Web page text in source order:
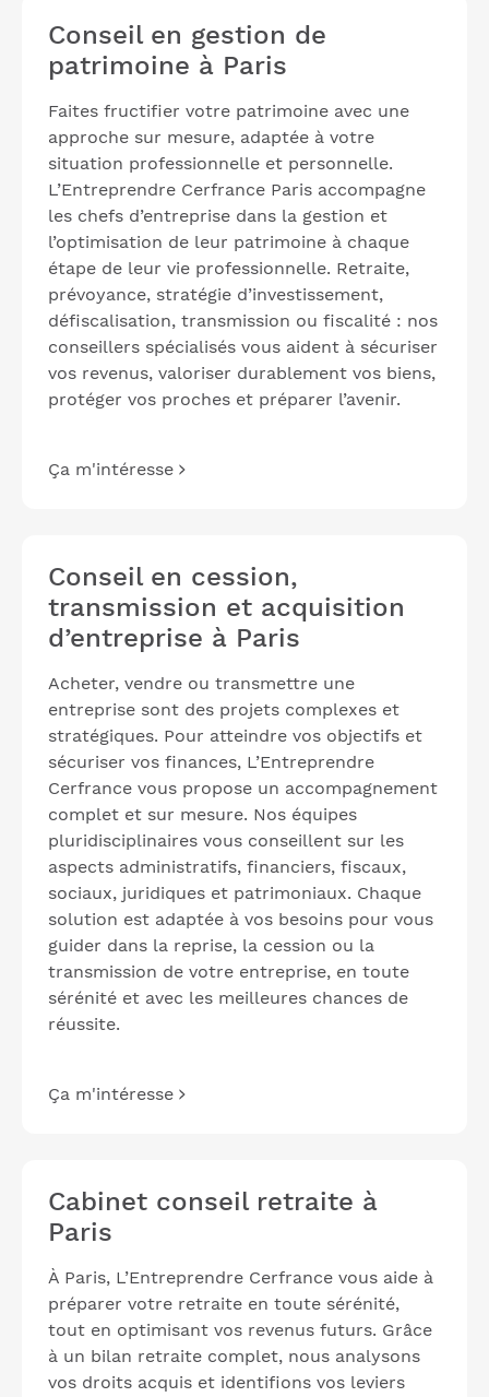
Conseil en gestion de
patrimoine à Paris
Faites fructifier votre patrimoine avec une
approche sur mesure, adaptée à votre
situation professionnelle et personnelle.
L’Entreprendre Cerfrance Paris accompagne
les chefs d’entreprise dans la gestion et
l’optimisation de leur patrimoine à chaque
étape de leur vie professionnelle. Retraite,
prévoyance, stratégie d’investissement,
défiscalisation, transmission ou fiscalité : nos
conseillers spécialisés vous aident à sécuriser
vos revenus, valoriser durablement vos biens,
protéger vos proches et préparer l’avenir.
Ça m'intéresse
Conseil en cession,
transmission et acquisition
d’entreprise à Paris
Acheter, vendre ou transmettre une
entreprise sont des projets complexes et
stratégiques. Pour atteindre vos objectifs et
sécuriser vos finances, L’Entreprendre
Cerfrance vous propose un accompagnement
complet et sur mesure. Nos équipes
pluridisciplinaires vous conseillent sur les
aspects administratifs, financiers, fiscaux,
sociaux, juridiques et patrimoniaux. Chaque
solution est adaptée à vos besoins pour vous
guider dans la reprise, la cession ou la
transmission de votre entreprise, en toute
sérénité et avec les meilleures chances de
réussite.
Ça m'intéresse
Cabinet conseil retraite à
Paris
À Paris, L’Entreprendre Cerfrance vous aide à
préparer votre retraite en toute sérénité,
tout en optimisant vos revenus futurs. Grâce
à un bilan retraite complet, nous analysons
vos droits acquis et identifions vos leviers